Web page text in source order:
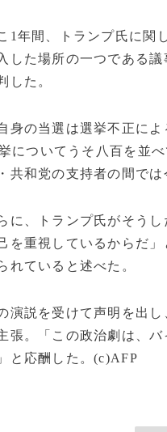
年間、トランプ氏に関
した場所の一つである
した。
の当選は選挙不正に
についてうそ八百を並
共和党の支持者の間では
、トランプ氏がそう
を重視しているからだ
れていると述べた。
説を受けて声明を出
張。「この政治劇は、
と応酬した。(c)AFP